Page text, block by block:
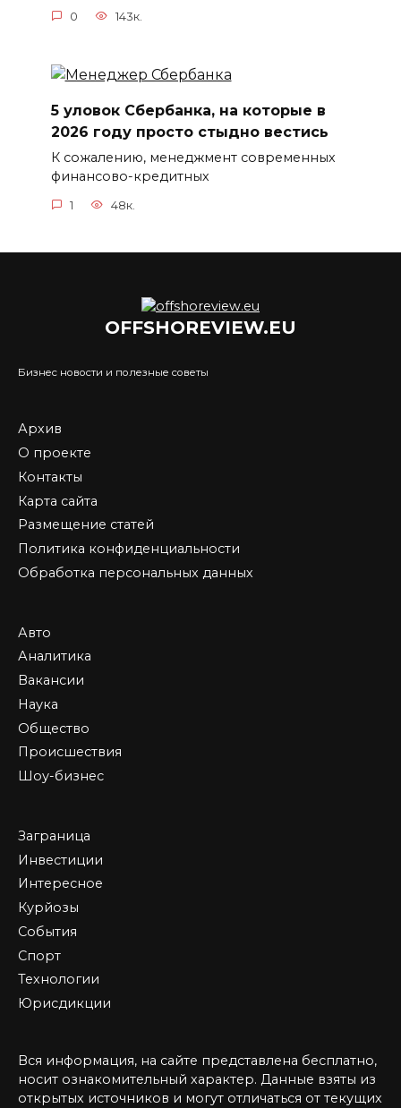
0 143к.
5 уловок Сбербанка, на которые в
2026 году просто стыдно вестись
К сожалению, менеджмент современных
финансово-кредитных
1 48к.
OFFSHOREVIEW.EU
Бизнес новости и полезные советы
Архив
О проекте
Контакты
Карта сайта
Размещение статей
Политика конфиденциальности
Обработка персональных данных
Авто
Аналитика
Вакансии
Наука
Общество
Происшествия
Шоу-бизнес
Заграница
Инвестиции
Интересное
Курйозы
События
Спорт
Технологии
Юрисдикции
Вся информация, на сайте представлена бесплатно,
носит ознакомительный характер. Данные взяты из
открытых источников и могут отличаться от текущих